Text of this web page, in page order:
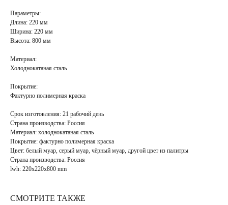
Параметры:
Длина: 220 мм
Ширина: 220 мм
Высота: 800 мм
Материал:
Холоднокатаная сталь
Покрытие:
Фактурно полимерная краска
Срок изготовления: 21 рабочий день
Страна производства: Россия
Материал: холоднокатаная сталь
Покрытие: фактурно полимерная краска
Цвет: белый муар, серый муар, чёрный муар, другой цвет из палитры
Страна производства: Россия
lwh: 220x220x800 mm
СМОТРИТЕ ТАКЖЕ